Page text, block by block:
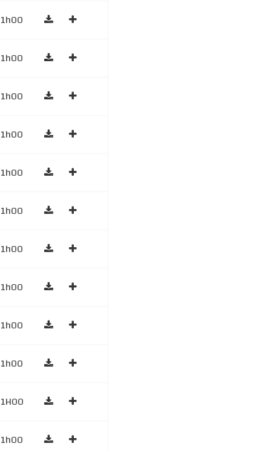
1h00
1h00
1h00
1h00
1h00
1h00
1h00
1h00
1h00
1h00
1H00
1h00